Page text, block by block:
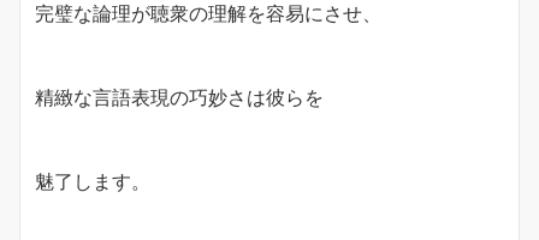
完璧な論理が聴衆の理解を容易にさせ、
精緻な言語表現の巧妙さは彼らを
魅了します。